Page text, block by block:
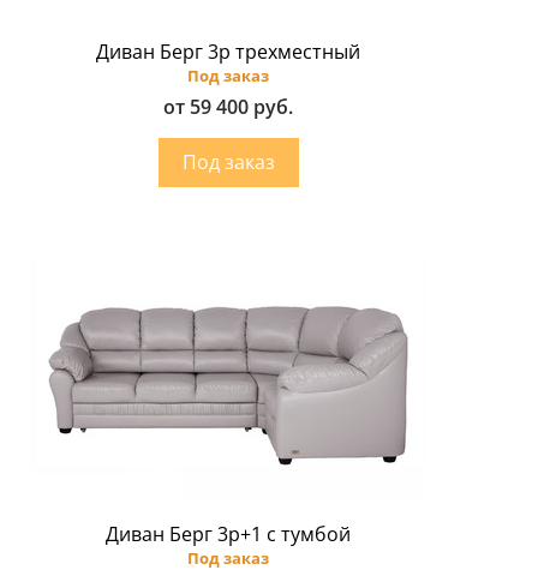
Диван Берг 3p трехместный
Под заказ
от 59 400 руб.
Диван Берг 3р+1 с тумбой
Под заказ